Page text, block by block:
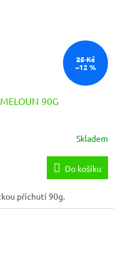
25 Kč
–12 %
90G
Skladem
Do košíku
příchutí 90g.